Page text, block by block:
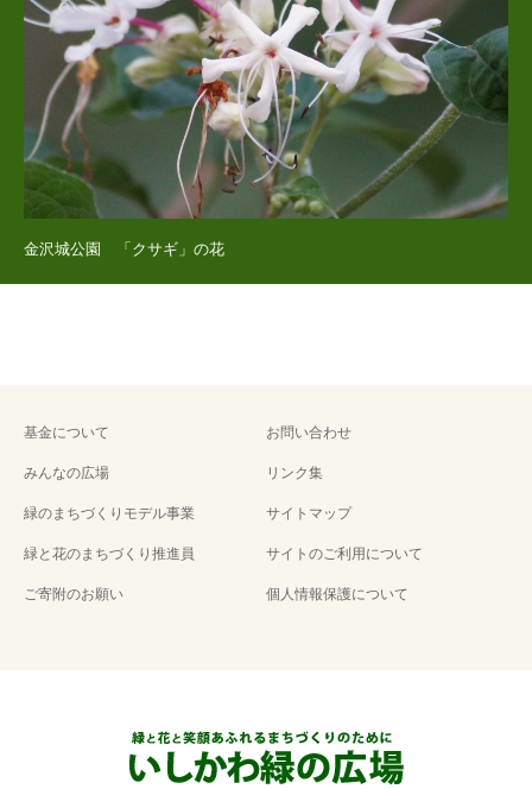
金沢城公園 「クサギ」の花
基金について
みんなの広場
緑のまちづくりモデル事業
緑と花のまちづくり推進員
ご寄附のお願い
お問い合わせ
リンク集
サイトマップ
サイトのご利用について
個人情報保護について